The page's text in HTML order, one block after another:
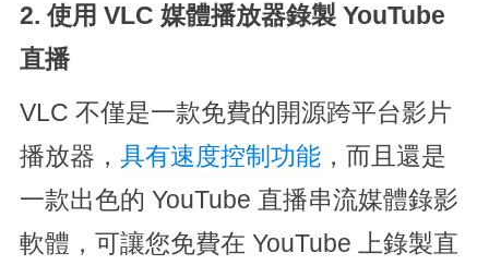
2. 使用 VLC 媒體播放器錄製 YouTube
直播
VLC 不僅是一款免費的開源跨平台影片
播放器， 具有速度控制功能，而且還是
一款出色的 YouTube 直播串流媒體錄影
軟體，可讓您免費在 YouTube 上錄製直